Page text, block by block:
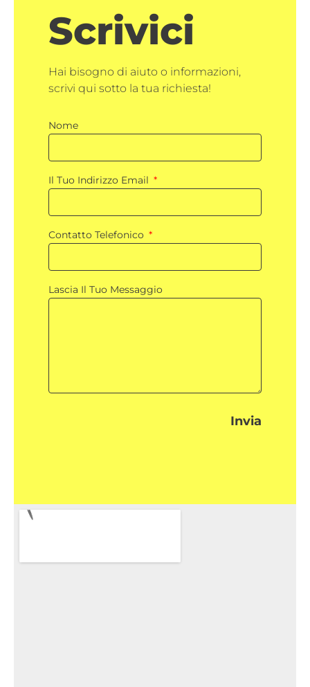
Scrivici
Hai bisogno di aiuto o informazioni,
scrivi qui sotto la tua richiesta!
Nome
Il Tuo Indirizzo Email
Contatto Telefonico
Lascia Il Tuo Messaggio
Invia